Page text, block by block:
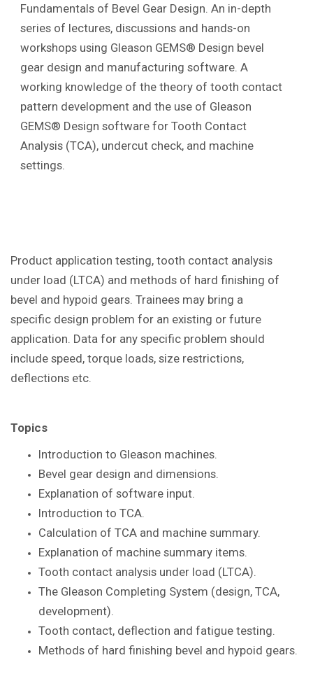
Fundamentals of Bevel Gear Design. An in-depth
series of lectures, discussions and hands-on
workshops using Gleason GEMS® Design bevel
gear design and manufacturing software. A
working knowledge of the theory of tooth contact
pattern development and the use of Gleason
GEMS® Design software for Tooth Contact
Analysis (TCA), undercut check, and machine
settings.
Product application testing, tooth contact analysis
under load (LTCA) and methods of hard finishing of
bevel and hypoid gears. Trainees may bring a
specific design problem for an existing or future
application. Data for any specific problem should
include speed, torque loads, size restrictions,
deflections etc.
Topics
Introduction to Gleason machines.
Bevel gear design and dimensions.
Explanation of software input.
Introduction to TCA.
Calculation of TCA and machine summary.
Explanation of machine summary items.
Tooth contact analysis under load (LTCA).
The Gleason Completing System (design, TCA,
development).
Tooth contact, deflection and fatigue testing.
Methods of hard finishing bevel and hypoid gears.